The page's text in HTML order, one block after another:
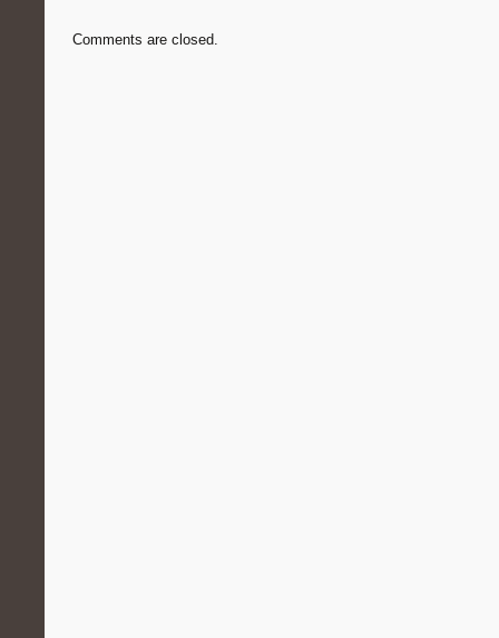
Comments are closed.